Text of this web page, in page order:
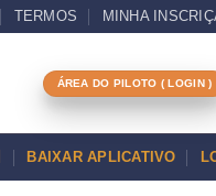
TERMOS MINHA
ÁREA DO PILOTO ( LOGIN )
BAIXAR APLICATIVO